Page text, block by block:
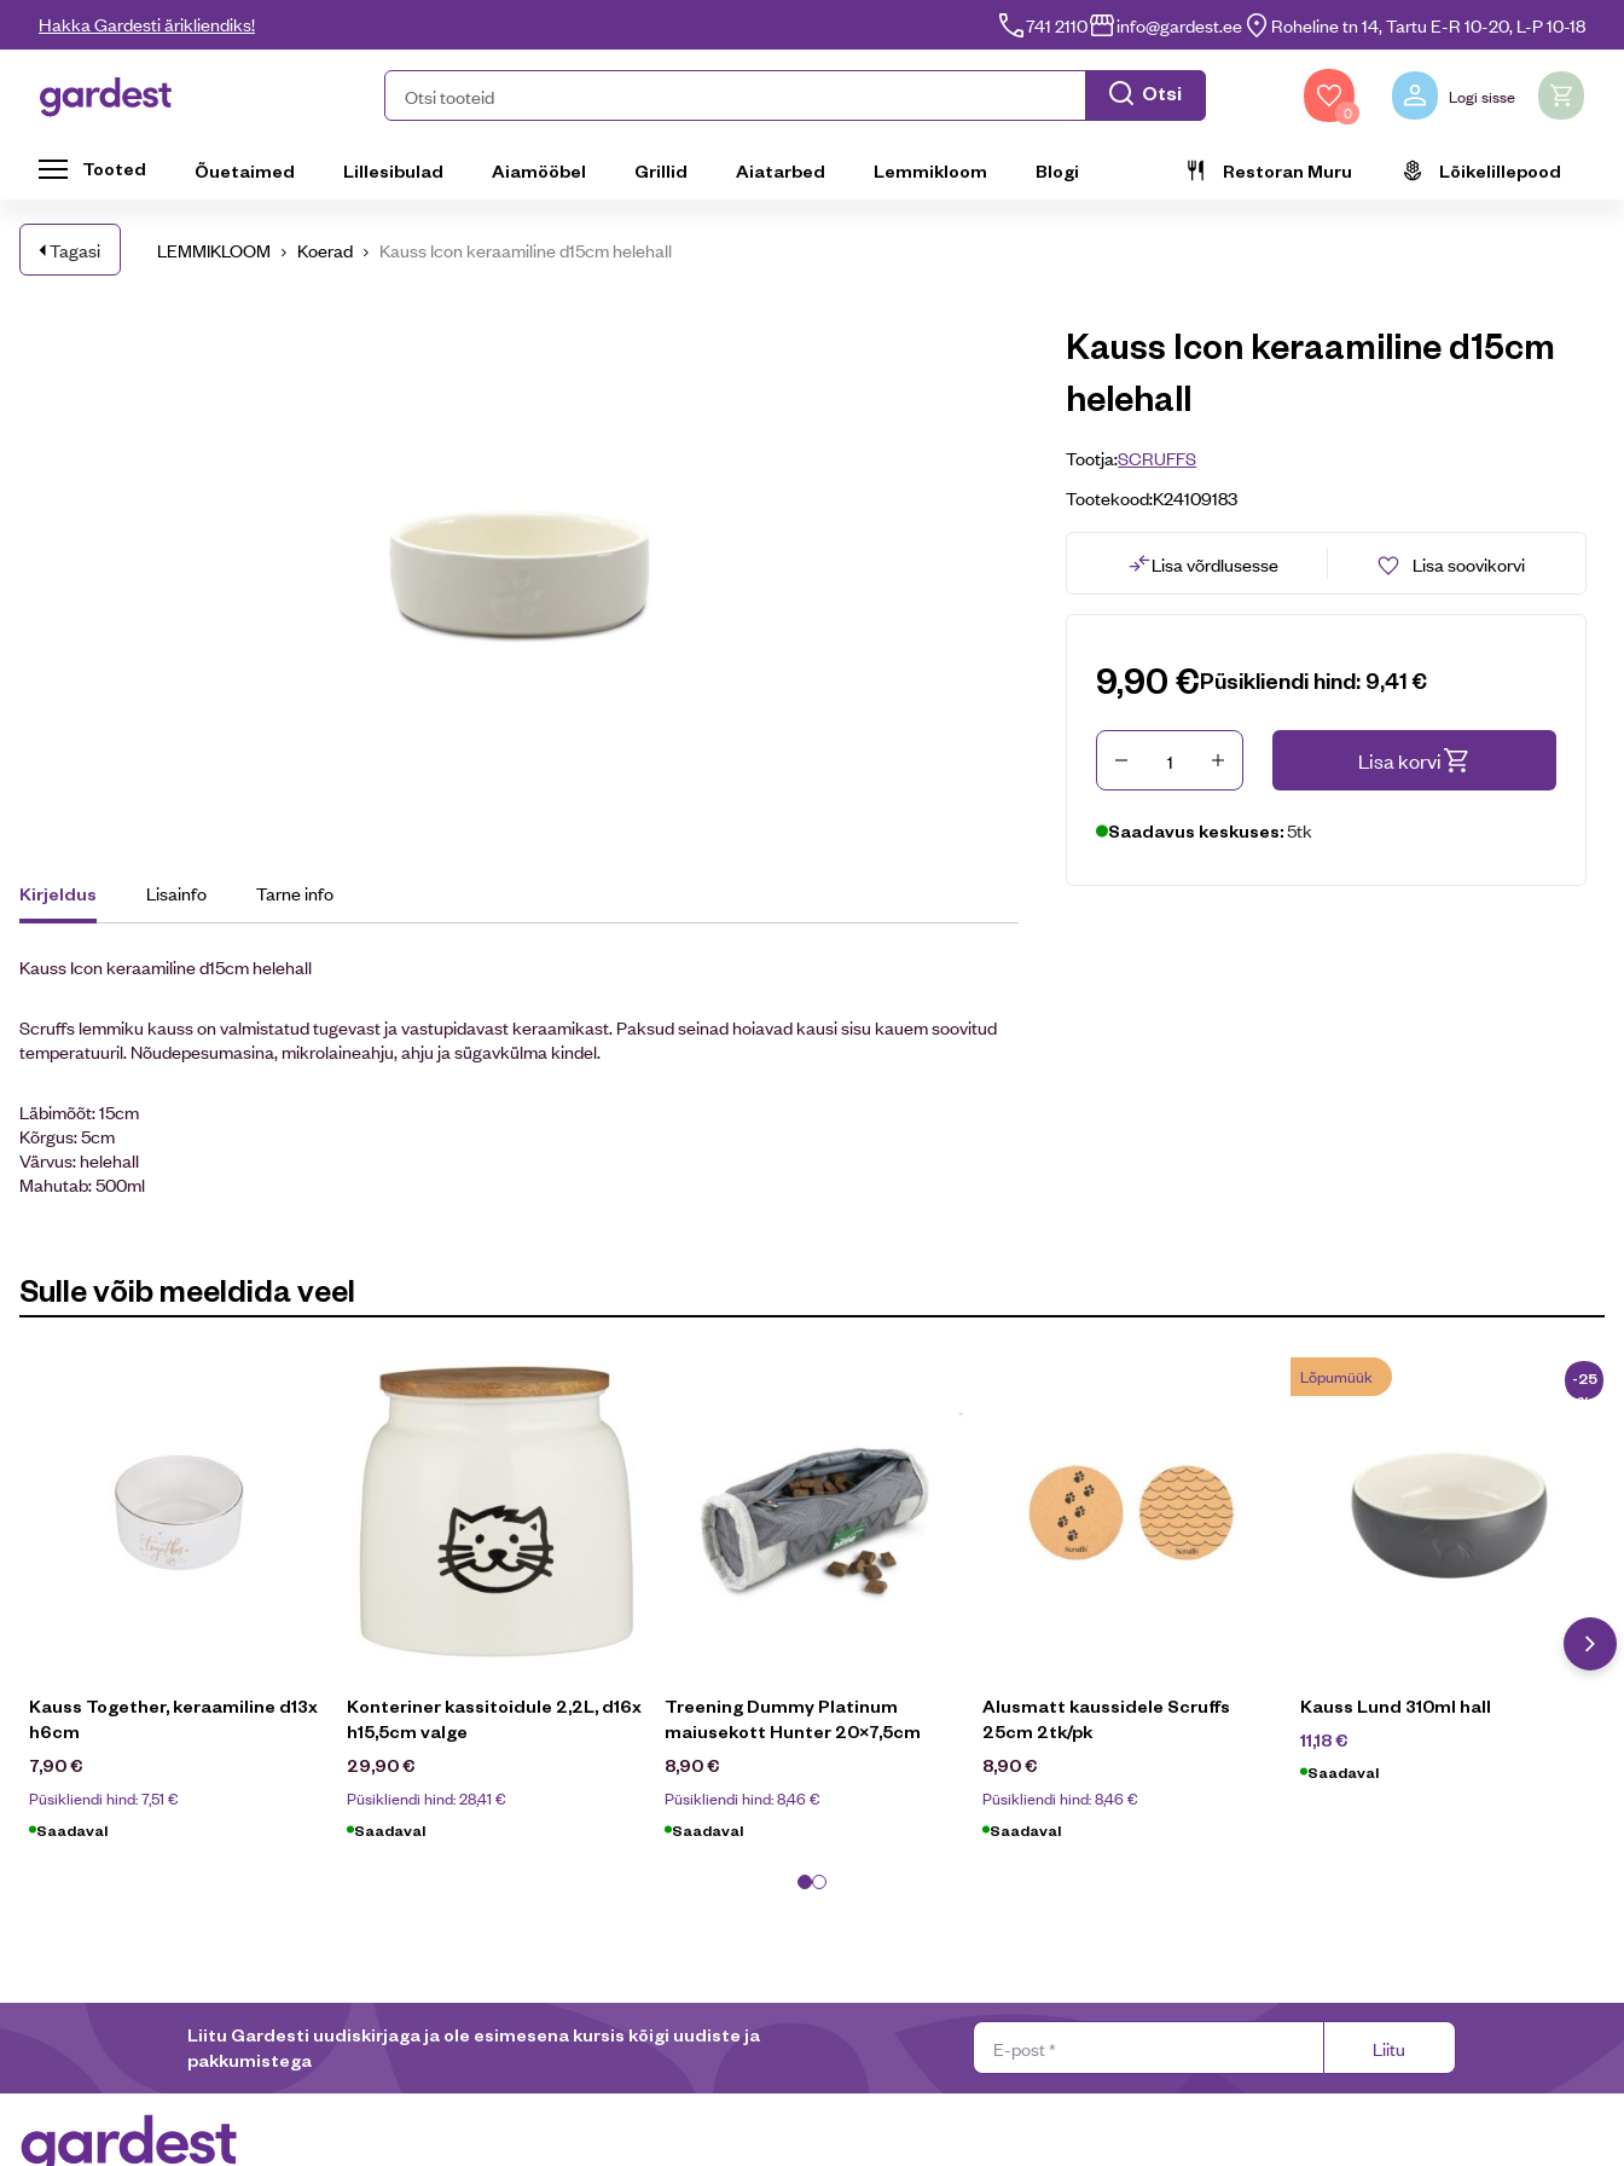
Liigu edasi põhisisu juurde
Hakka Gardesti ärikliendiks! 741 2110 info@gardest.ee Roheline tn 14, Tartu E-R 10-20, L-P 10-18
Gardest Otsi tooteid Otsi
0
Logi sisse
Tooted Õuetaimed Lillesibulad Aiamööbel Grillid Aiatarbed Lemmikloom Blogi Restoran Muru Lõikelillepood
Tagasi LEMMIKLOOM Koerad Kauss Icon keraamiline d15cm helehall
Kirjeldus Lisainfo Tarne info
Kauss Icon keraamiline d15cm helehall
Scruffs lemmiku kauss on valmistatud tugevast ja vastupidavast keraamikast. Paksud seinad hoiavad kausi sisu kauem soovitud
temperatuuril. Nõudepesumasina, mikrolaineahju, ahju ja sügavkülma kindel.
Läbimõõt: 15cm
Kõrgus: 5cm
Värvus: helehall
Mahutab: 500ml
Kauss Icon keraamiline d15cm
helehall
Tootja:SCRUFFS
Tootekood:K24109183
Lisa võrdlusesse Lisa soovikorvi
9,90€Püsikliendi hind: 9,41€
Kogus Lisa korvi
Saadavus keskuses:5tk
Sulle võib meeldida veel
Kauss Together, keraamiline d13x
h6cm
7,90€
Püsikliendi hind:7,51 €
Saadaval
Konteriner kassitoidule 2,2L, d16x
h15,5cm valge
29,90€
Püsikliendi hind:28,41 €
Saadaval
Treening Dummy Platinum
maiusekott Hunter 20×7,5cm
8,90€
Püsikliendi hind:8,46€
Saadaval
Alusmatt kaussidele Scruffs
25cm 2tk/pk
8,90€
Püsikliendi hind:8,46€
Saadaval
Lõpumüük
-25
%
Kauss Lund 310ml hall
11,18€
Saadaval
Liitu Gardesti uudiskirjaga ja ole esimesena kursis kõigi uudiste ja
pakkumistega
Liitu